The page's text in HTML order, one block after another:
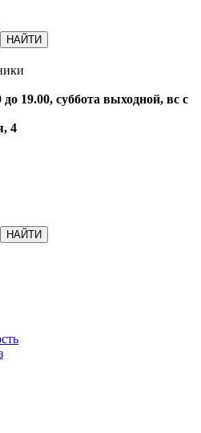
НАЙТИ
19.00, суббота выходной, вс с
4
НАЙТИ